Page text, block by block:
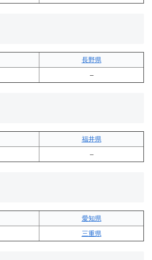
長野県
–
福井県
–
愛知県
三重県